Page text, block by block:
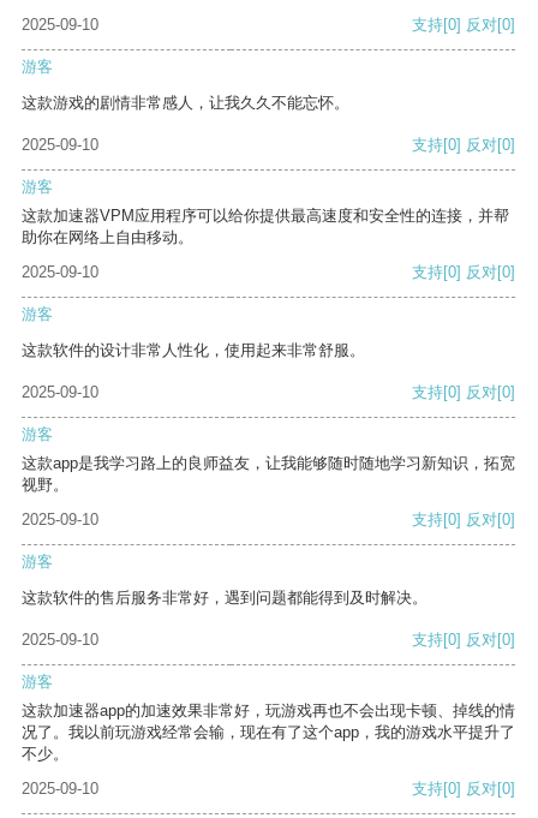
2025-09-10
支持[0] 反对[0]
游客
这款游戏的剧情非常感人，让我久久不能忘怀。
2025-09-10 支持[0] 反对[0]
游客
这款加速器VPM应用程序可以给你提供最高速度和安全性的连接，并帮
助你在网络上自由移动。
2025-09-10
支持[0] 反对[0]
游客
这款软件的设计非常人性化，使用起来非常舒服。
2025-09-10 支持[0] 反对[0]
游客
这款app是我学习路上的良师益友，让我能够随时随地学习新知识，拓宽
视野。
2025-09-10
支持[0] 反对[0]
游客
这款软件的售后服务非常好，遇到问题都能得到及时解决。
2025-09-10 支持[0] 反对[0]
游客
这款加速器app的加速效果非常好，玩游戏再也不会出现卡顿、掉线的情
况了。我以前玩游戏经常会输，现在有了这个app，我的游戏水平提升了
不少。
2025-09-10
支持[0] 反对[0]